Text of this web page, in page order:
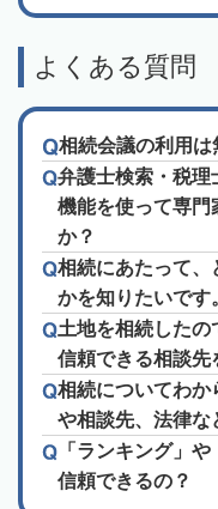
よくある質問
相続会議の利用は
弁護士検索・税理
機能を使って専門
か？
相続にあたって、
かを知りたいです
土地を相続したの
信頼できる相談先
相続についてわか
や相談先、法律な
「ランキング」
信頼できるの？